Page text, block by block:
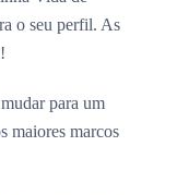
o seu perfil. As
para um
maiores marcos